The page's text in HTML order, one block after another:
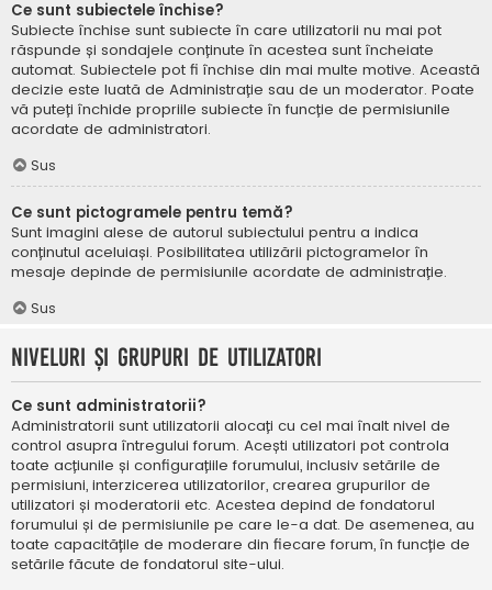
Ce sunt subiectele închise?
Subiecte închise sunt subiecte în care utilizatorii nu mai pot
răspunde și sondajele conținute în acestea sunt încheiate
automat. Subiectele pot fi închise din mai multe motive. Această
decizie este luată de Administrație sau de un moderator. Poate
vă puteți închide propriile subiecte în funcție de permisiunile
acordate de administratori.
Sus
Ce sunt pictogramele pentru temă?
Sunt imagini alese de autorul subiectului pentru a indica
conținutul aceluiași. Posibilitatea utilizării pictogramelor în
mesaje depinde de permisiunile acordate de administrație.
Sus
Niveluri și grupuri de utilizatori
Ce sunt administratorii?
Administratorii sunt utilizatorii alocați cu cel mai înalt nivel de
control asupra întregului forum. Acești utilizatori pot controla
toate acțiunile și configurațiile forumului, inclusiv setările de
permisiuni, interzicerea utilizatorilor, crearea grupurilor de
utilizatori și moderatorii etc. Acestea depind de fondatorul
forumului și de permisiunile pe care le-a dat. De asemenea, au
toate capacitățile de moderare din fiecare forum, în funcție de
setările făcute de fondatorul site-ului.